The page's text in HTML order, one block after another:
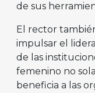
de sus
El rector
impulsar el
de las
femenino no
beneficia a las